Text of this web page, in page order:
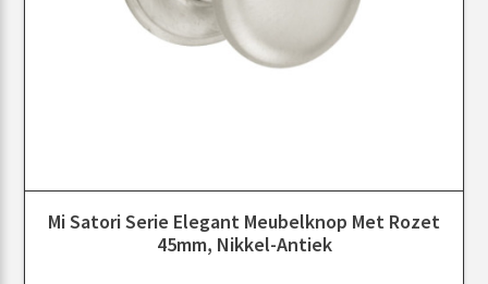
Mi Satori Serie Elegant Meubelknop Met Rozet
45mm, Nikkel-Antiek